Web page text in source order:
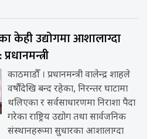
केही उद्योगमा आशालाग्दा
काठमाडौँ । प्रधानमन्त्री वालेन्द्र शाहले
वर्षौंदेखि बन्द रहेका, निरन्तर घाटामा
थलिएका र सर्वसाधारणमा निराशा पैदा
गरेका राष्ट्रिय उद्योग तथा सार्वजनिक
संस्थानहरूमा सुधारका आशालाग्दा